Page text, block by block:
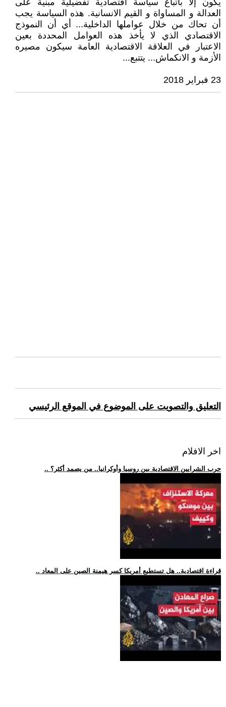
يكون إلاَّ باتباع سياسة اقتصادية تفضيلية مبنية على
العدالة و المساواة و القيم الانسانية. هذه السياسة يجب
أن تحاك من خلال عواملها الداخلية... أي أن النموذج
الاقتصادي الذي لا يأخذ هذه العوامل المحددة بعين
الاعتبار في العلاقة الاقتصادية العامة سيكون مصيره
الأزمة و الانكماش... يتتبع...
23 فبراير 2018
التعليق والتصويت على الموضوع في الموقع الرئيسي
اخر الافلام
.. حرب الشرايين الاقتصادية بين روسيا وأوكرانيا.. من يصمد أكثر؟
.. قراءة اقتصادية.. هل تستطيع أمريكا كسر هيمنة الصين على المعاد